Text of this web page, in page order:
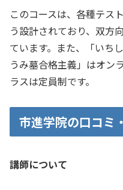
このコースは、各種テス
う設計されており、双方
ています。また、「いち
うみ墓合格主義」はオン
ラスは定員制です。
市進学院の口コミ
講師について